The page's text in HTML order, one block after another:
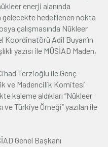
enerji alanında
gelecekte hedeflenen nokta
çalışmasında Nükleer
Adil Buyan’ın
yazısı ile MÜSİAD Maden,
Terzioğlu ile Genç
ve Madencilik Komitesi
kaleme aldıkları “Nükleer
Türkiye Örneği” yazıları ile
Genel Başkanı